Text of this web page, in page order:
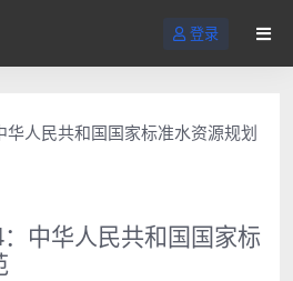
登录
中华人民共和国国家标